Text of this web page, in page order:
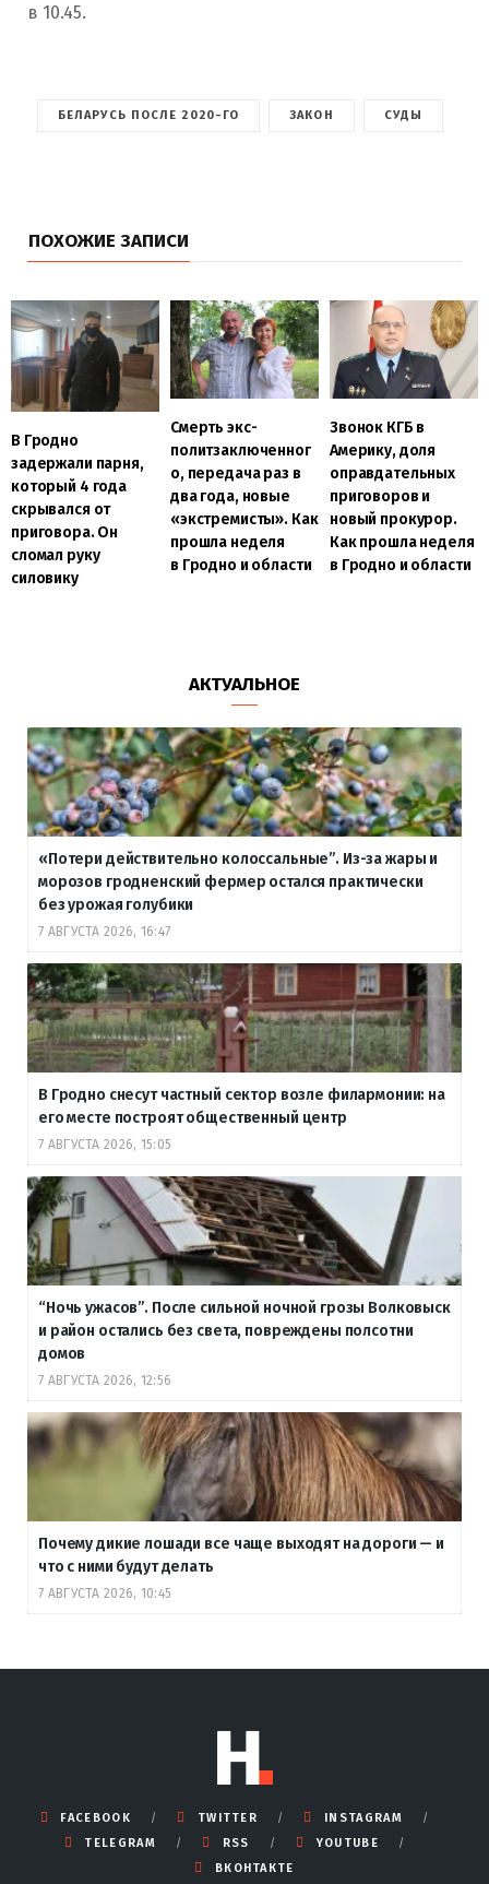
в 10.45.
БЕЛАРУСЬ ПОСЛЕ 2020-ГО ЗАКОН СУДЫ
ПОХОЖИЕ ЗАПИСИ
В Гродно
задержали парня,
который 4 года
скрывался от
приговора. Он
сломал руку
силовику
Смерть экс-
политзаключенног
о, передача раз в
два года, новые
«экстремисты». Как
прошла неделя
в Гродно и области
Звонок КГБ в
Америку, доля
оправдательных
приговоров и
новый прокурор.
Как прошла неделя
в Гродно и области
АКТУАЛЬНОЕ
«Потери действительно колоссальные”. Из-за жары и
морозов гродненский фермер остался практически
без урожая голубики
7 АВГУСТА 2026, 16:47
В Гродно снесут частный сектор возле филармонии: на
его месте построят общественный центр
7 АВГУСТА 2026, 15:05
“Ночь ужасов”. После сильной ночной грозы Волковыск
и район остались без света, повреждены полсотни
домов
7 АВГУСТА 2026, 12:56
Почему дикие лошади все чаще выходят на дороги — и
что с ними будут делать
7 АВГУСТА 2026, 10:45
FACEBOOK TWITTER
INSTAGRAM
TELEGRAM
RSS
YOUTUBE
ВКОНТАКТЕ